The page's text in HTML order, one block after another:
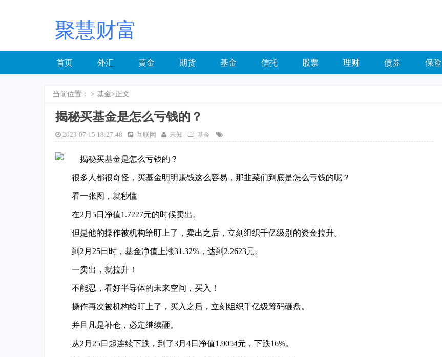
聚慧财富
首页 外汇 黄金 期货 基金 信托 股票 理财 债券 保险
当前位置： > 基金>正文
揭秘买基金是怎么亏钱的？
2023-07-15 18:27:48 互联网 未知 基金
很多人都很奇怪，买基金明明赚钱这么容易，那韭菜们到底是怎么亏钱的呢？
看一张图，就秒懂
在2月5日净值1.7227元的时候卖出。
但是他的操作被机构给盯上了，卖出之后，立刻组织千亿级别的资金拉升。
到2月25日时，基金净值上涨31.32%，达到2.2623元。
一卖出，就拉升！
不能忍，看好半导体的未来空间，买入！
操作再次被机构给盯上了，买入之后，立刻组织千亿级筹码砸盘。
并且凡是补仓，必定继续砸。
从2月25日起连续下跌，到了3月4日净值1.9054元，下跌16%。